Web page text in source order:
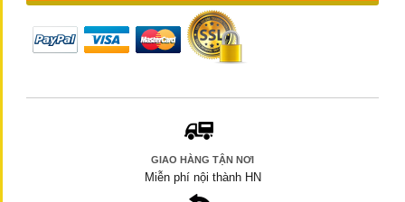
GIAO HÀNG TẬN NƠI
Miễn phí nội thành HN